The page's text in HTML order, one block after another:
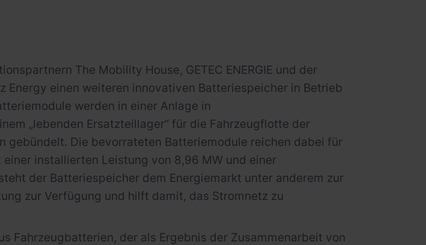
The Mobility House, GETEC ENERGIE und der
Energy einen weiteren innovativen Batteriespeicher in Betrieb
werden in einer Anlage in
„lebenden Ersatzteillager“ für die Fahrzeugflotte der
gebündelt. Die bevorrateten Batteriemodule reichen dabei für
installierten Leistung von 8,96 MW und einer
der Batteriespeicher dem Energiemarkt unter anderem zur
zur Verfügung und hilft damit, das Stromnetz zu
Fahrzeugbatterien, der als Ergebnis der Zusammenarbeit von